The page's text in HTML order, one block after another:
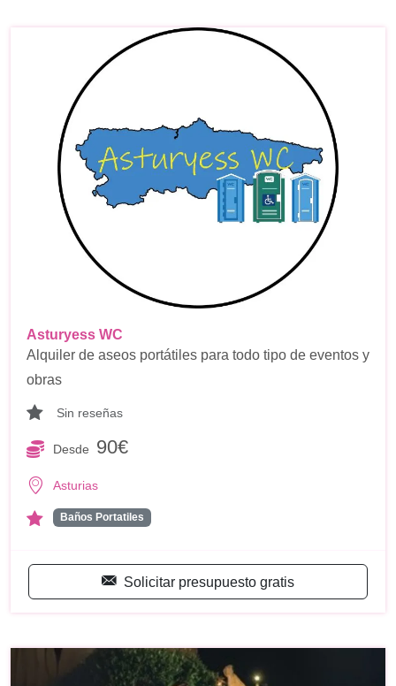
Asturyess WC
Alquiler de aseos portátiles para todo tipo de eventos y
obras
Sin reseñas
Desde 90€
Asturias
Baños Portatiles
Solicitar presupuesto gratis